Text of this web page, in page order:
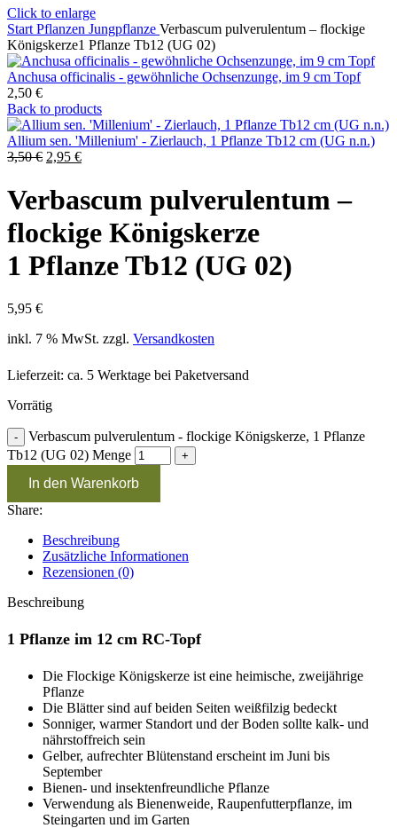
Click to enlarge
Start Pflanzen Jungpflanze Verbascum pulverulentum – flockige
Königskerze1 Pflanze Tb12 (UG 02)
Anchusa officinalis - gewöhnliche Ochsenzunge, im 9 cm Topf
2,50 €
Back to products
Allium sen. 'Millenium' - Zierlauch, 1 Pflanze Tb12 cm (UG n.n.)
3,50€ 2,95 €
Verbascum pulverulentum –
flockige Königskerze
1 Pflanze Tb12 (UG 02)
5,95 €
inkl. 7 % MwSt. zzgl. Versandkosten
Lieferzeit: ca. 5 Werktage bei Paketversand
Vorrätig
Verbascum pulverulentum - flockige Königskerze, 1 Pflanze
Tb12 (UG 02) Menge
In den Warenkorb
Share:
Beschreibung
Zusätzliche Informationen
Rezensionen (0)
Beschreibung
1 Pflanze im 12 cm RC-Topf
Die Flockige Königskerze ist eine heimische, zweijährige
Pflanze
Die Blätter sind auf beiden Seiten weißfilzig bedeckt
Sonniger, warmer Standort und der Boden sollte kalk- und
nährstoffreich sein
Gelber, aufrechter Blütenstand erscheint im Juni bis
September
Bienen- und insektenfreundliche Pflanze
Verwendung als Bienenweide, Raupenfutterpflanze, im
Steingarten und im Garten